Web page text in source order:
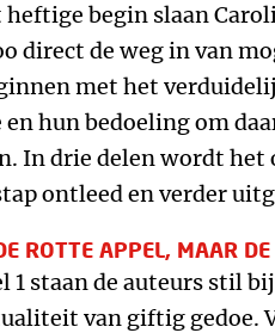
heftige begin slaan
direct de weg in van
met het
en hun bedoeling om
In drie delen wordt het
ontleed en verder
ROTTE APPEL, MAAR
1 staan de auteurs stil
van giftig gedoe.